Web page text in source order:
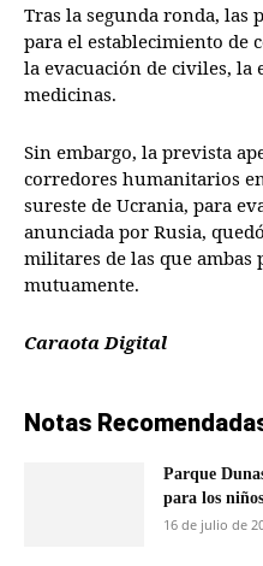
Tras la segunda ronda, las
para el establecimiento de
la evacuación de civiles, la
medicinas.
Sin embargo, la prevista
corredores humanitarios
sureste de Ucrania, para
anunciada por Rusia,
militares de las que ambas
mutuamente.
Caraota Digital
Notas
Parque
para los
16 de julio de